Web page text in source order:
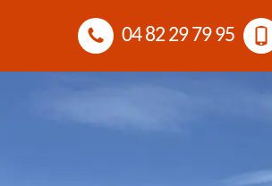
04 82 29 79 95